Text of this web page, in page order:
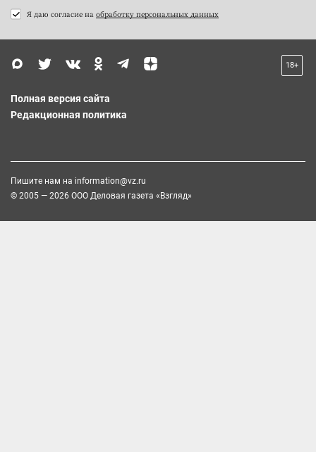
Я даю согласие на обработку персональных данных
18+
Полная версия сайта
Редакционная политика
Пишите нам на information@vz.ru
© 2005 — 2026 ООО Деловая газета «Взгляд»